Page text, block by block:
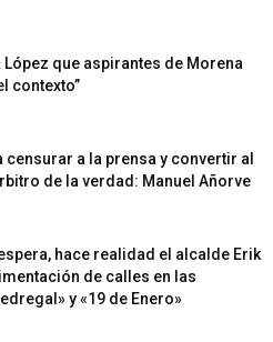
López que aspirantes de Morena
contexto”
censurar a la prensa y convertir al
de la verdad: Manuel Añorve
hace realidad el alcalde Erik
de calles en las
y «19 de Enero»